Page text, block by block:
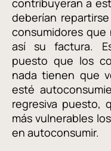
contribuyeran a
deberían
consumidores
así su factura.
puesto que los
nada tienen que
esté
regresiva puesto,
más vulnerables
en autoconsumir.